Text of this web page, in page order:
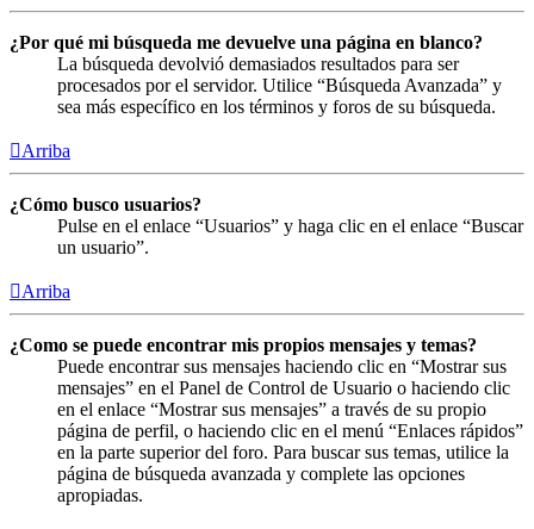
¿Por qué mi búsqueda me devuelve una página en blanco?
La búsqueda devolvió demasiados resultados para ser
procesados por el servidor. Utilice “Búsqueda Avanzada” y
sea más específico en los términos y foros de su búsqueda.
Arriba
¿Cómo busco usuarios?
Pulse en el enlace “Usuarios” y haga clic en el enlace “Buscar
un usuario”.
Arriba
¿Como se puede encontrar mis propios mensajes y temas?
Puede encontrar sus mensajes haciendo clic en “Mostrar sus
mensajes” en el Panel de Control de Usuario o haciendo clic
en el enlace “Mostrar sus mensajes” a través de su propio
página de perfil, o haciendo clic en el menú “Enlaces rápidos”
en la parte superior del foro. Para buscar sus temas, utilice la
página de búsqueda avanzada y complete las opciones
apropiadas.